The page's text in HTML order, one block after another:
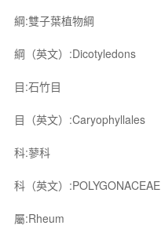
綱:雙子葉植物綱
綱（英文）:Dicotyledons
目:石竹目
目（英文）:Caryophyllales
科:蓼科
科（英文）:POLYGONACEAE
屬:Rheum